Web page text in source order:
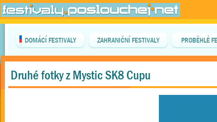
DOMÁCÍ FESTIVALY ZAHRANIČNÍ FESTIVALY PROBĚHLÉ
Druhé fotky z Mystic SK8 Cupu